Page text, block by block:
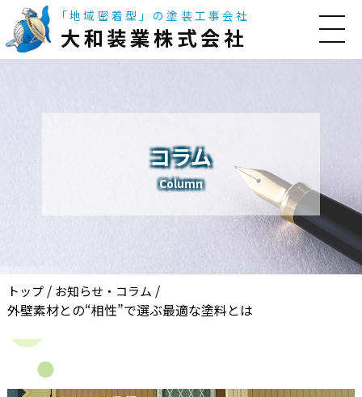
「地域密着型」の塗装工事会社
大和装業株式会社
コラム
Column
トップ/ お知らせ・コラム /
外壁素材との“相性”で選ぶ最適な塗料とは